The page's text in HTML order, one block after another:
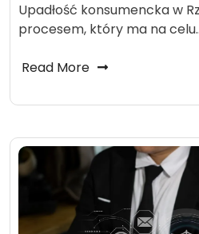
Upadłość konsumencka w
procesem, który ma na
Read More